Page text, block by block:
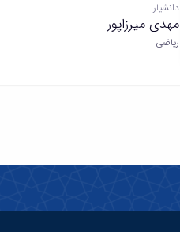
دانشیار
مهدی میرزاپور
ریاضی